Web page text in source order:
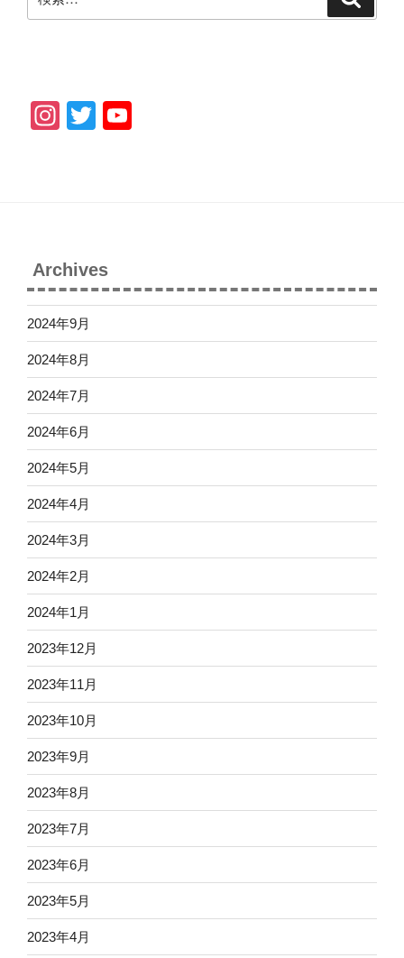
索:
In
m
T
e
h
a
Archives
2024年9月
2024年8月
2024年7月
2024年6月
2024年5月
2024年4月
2024年3月
2024年2月
2024年1月
2023年12月
2023年11月
2023年10月
2023年9月
2023年8月
2023年7月
2023年6月
2023年5月
2023年4月